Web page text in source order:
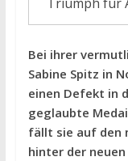
Triumph für
Bei ihrer
Sabine Spitz in
einen Defekt in
geglaubte
fällt sie auf den
hinter der